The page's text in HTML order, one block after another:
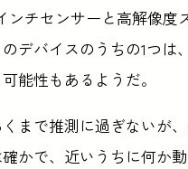
ンチセンサーと高解像
デバイスのうちの1つ
能性もあるようだ。
まで推測に過ぎないが
かで、近いうちに何か